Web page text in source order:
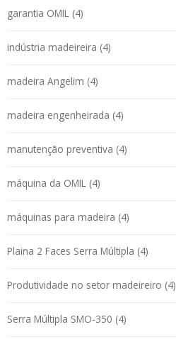
garantia OMIL (4)
indústria madeireira (4)
madeira Angelim (4)
madeira engenheirada (4)
manutenção preventiva (4)
máquina da OMIL (4)
máquinas para madeira (4)
Plaina 2 Faces Serra Múltipla (4)
Produtividade no setor madeireiro (4)
Serra Múltipla SMO-350 (4)